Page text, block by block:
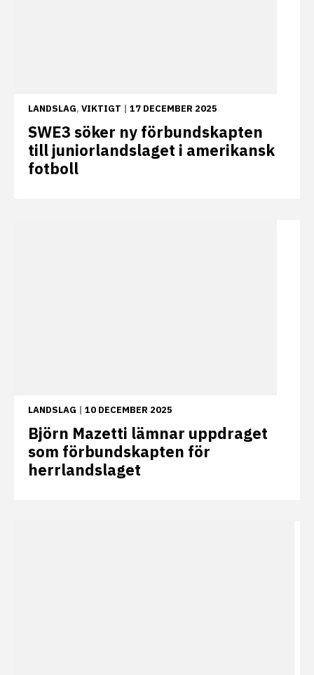
LANDSLAG, VIKTIGT | 17 DECEMBER 2025
SWE3 söker ny förbundskapten
till juniorlandslaget i amerikansk
fotboll
LANDSLAG | 10 DECEMBER 2025
Björn Mazetti lämnar uppdraget
som förbundskapten för
herrlandslaget